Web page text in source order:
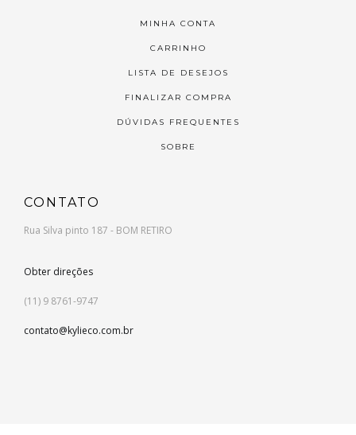
MINHA CONTA
CARRINHO
LISTA DE DESEJOS
FINALIZAR COMPRA
DÚVIDAS FREQUENTES
SOBRE
CONTATO
Rua Silva pinto 187 - BOM RETIRO
Obter direções
(11) 9 8761-9747
contato@kylieco.com.br